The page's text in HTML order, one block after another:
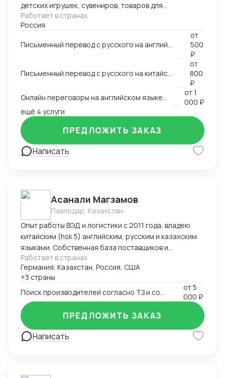
детских игрушек, сувениров, товаров для
праздников,подарочной упаковки, садовой мебели и
других категорий более 8 лет. Знаю все стадии
сравнение, отбор выгодных условий -проведение
переговоров с поставщиками (английский язык B2,
китайский язык B1), -работа с дизайнерами по
заказа в Китае (оформление контракта, приложения
на оплату), -доставка и проверка образов из Китая,
-инспекции (онлайн и оффлайн), -организация
доставки товара из Китая (карго и "в белую"),
-оформление таможенных документов (инвойс,
упаковочный,спецификация), -планирование
поставщиками), -сопровождение в командировках в
качестве переводчика
Работает в странах
Россия
Письменный перевод с русского на английский язык и наоборот на любую заданную тему
от
500
₽
Письменный перевод с русского на китайский язык и наоборот на любую заданную тему
от
800
₽
от1
000 ₽
ещё 4 услуги
Написать
ПРЕДЛОЖИТЬ ЗАКАЗ
Асанали Магзамов
Павлодар, Казахстан
Опыт работы ВЭД и логистики с 2011 года, владею
китайским (hsk 5) английским, русским и казахским
языками. Собственная база поставщиков и
инспекторов для контроля качества. Опыт ведения
переговоров для получения оптимальных условий.
Работает в странах
Германия, Казахстан, Россия, США
+3 страны
от5
000 ₽
Написать
ПРЕДЛОЖИТЬ ЗАКАЗ